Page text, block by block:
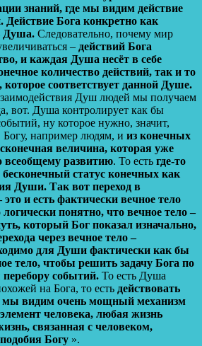
знаний, где мы видим действие
Действие Бога конкретно как
Душа. Следовательно, почему мир
– действий Бога
и каждая Душа несёт в себе
количество действий, так и то
которое соответствует данной Душе.
Душ людей мы получаем
вот. Душа контролирует как бы
ну которое нужно, значит,
например людям, и из конечных
величина, которая уже
всеобщему развитию. То есть где-то
бесконечный статус конечных как
Души. Так вот переход в
и есть фактически вечное тело
понятно, что вечное тело –
который Бог показал изначально,
через вечное тело –
для Души фактически как бы
тело, чтобы решить задачу Бога по
событий. То есть Душа
на Бога, то есть действовать
мы видим очень мощный механизм
человека, любая жизнь
связанная с человеком,
Богу ».